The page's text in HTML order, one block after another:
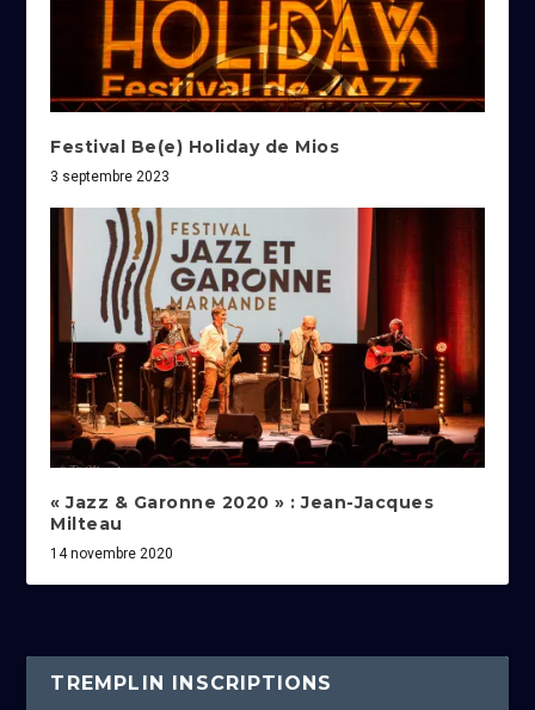
Festival Be(e) Holiday de Mios
3 septembre 2023
« Jazz & Garonne 2020 » : Jean-Jacques
Milteau
14 novembre 2020
TREMPLIN INSCRIPTIONS